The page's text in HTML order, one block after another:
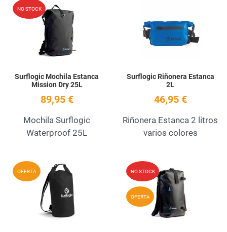
NO STOCK
Quick View
Surflogic Mochila Estanca
Mission Dry 25L
89,95 €
Mochila Surflogic
Waterproof 25L
Surflogic Riñonera Estanca
2L
46,95 €
Riñonera Estanca 2 litros
varios colores
OFERTA Add to Wishlist
Quick View
NO STOCK
OFERTA